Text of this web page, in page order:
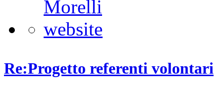
Re:Progetto referenti volontari